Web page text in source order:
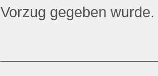
Vorzug gegeben wurde.